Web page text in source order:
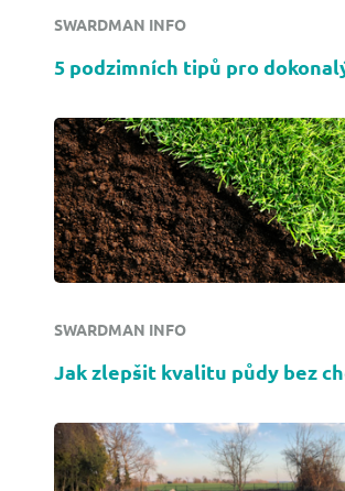
SWARDMAN INFO
5 podzimních tipů pro
SWARDMAN INFO
Jak zlepšit kvalitu půdy bez